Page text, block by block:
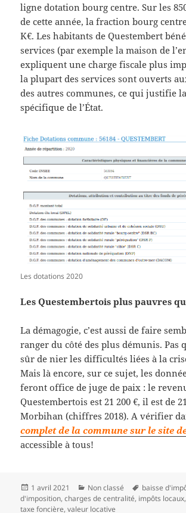
ligne dotation bourg centre. Sur les
de cette année, la fraction bourg centre
K€. Les habitants de Questembert
services (par exemple la maison de
expliquent une charge fiscale plus
la plupart des services sont ouverts
des autres communes, ce qui justifie
spécifique de l’État.
Les dotations 2020
Les Questembertois plus pauvres
La démagogie, c’est aussi de faire
ranger du côté des plus démunis. Pas
sûr de nier les difficultés liées à la
Mais là encore, sur ce sujet, les
feront office de juge de paix : le
Questembertois est 21 200 €, il est de
Morbihan (chiffres 2018). A vérifier
complet de la commune sur le site de
accessible à tous!
Publié
le
1 avril 2021 Catégories
Non classé
Mots-
clés
baisse
d'imposition,charges de centralité, impôts locaux
taxe foncière,valeur locative